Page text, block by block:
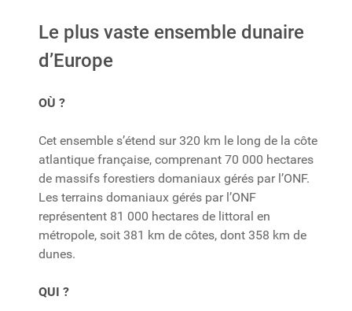
Le plus vaste ensemble dunaire
d’Europe
OÙ ?
Cet ensemble s’étend sur 320 km le long de la côte
atlantique française, comprenant 70 000 hectares
de massifs forestiers domaniaux gérés par l’ONF.
Les terrains domaniaux gérés par l’ONF
représentent 81 000 hectares de littoral en
métropole, soit 381 km de côtes, dont 358 km de
dunes.
QUI ?